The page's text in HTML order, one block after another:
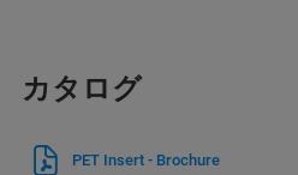
カタログ
PET Insert - Brochure